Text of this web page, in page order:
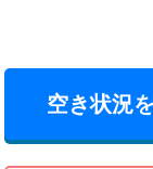
空き状況